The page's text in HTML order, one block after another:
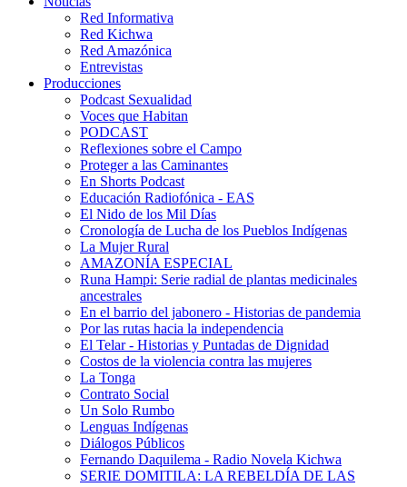
Red Informativa
Red Kichwa
Red Amazónica
Entrevistas
Producciones
Podcast Sexualidad
Voces que Habitan
PODCAST
Reflexiones sobre el Campo
Proteger a las Caminantes
En Shorts Podcast
Educación Radiofónica - EAS
El Nido de los Mil Días
Cronología de Lucha de los Pueblos Indígenas
La Mujer Rural
AMAZONÍA ESPECIAL
Runa Hampi: Serie radial de plantas medicinales
ancestrales
En el barrio del jabonero - Historias de pandemia
Por las rutas hacia la independencia
El Telar - Historias y Puntadas de Dignidad
Costos de la violencia contra las mujeres
La Tonga
Contrato Social
Un Solo Rumbo
Lenguas Indígenas
Diálogos Públicos
Fernando Daquilema - Radio Novela Kichwa
SERIE DOMITILA: LA REBELDÍA DE LAS